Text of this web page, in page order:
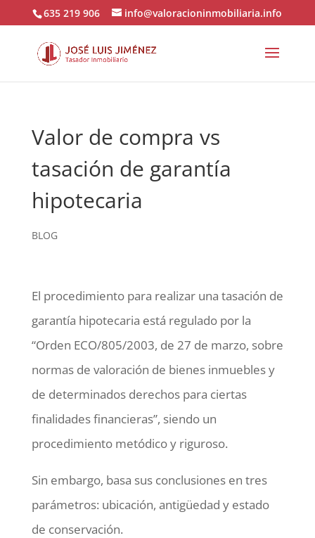
635 219 906 info@valoracioninmobiliaria.info
Valor de compra vs
tasación de garantía
hipotecaria
BLOG
El procedimiento para realizar una tasación de
garantía hipotecaria está regulado por la
“Orden ECO/805/2003, de 27 de marzo, sobre
normas de valoración de bienes inmuebles y
de determinados derechos para ciertas
finalidades financieras”, siendo un
procedimiento metódico y riguroso.
Sin embargo, basa sus conclusiones en tres
parámetros: ubicación, antigüedad y estado
de conservación.